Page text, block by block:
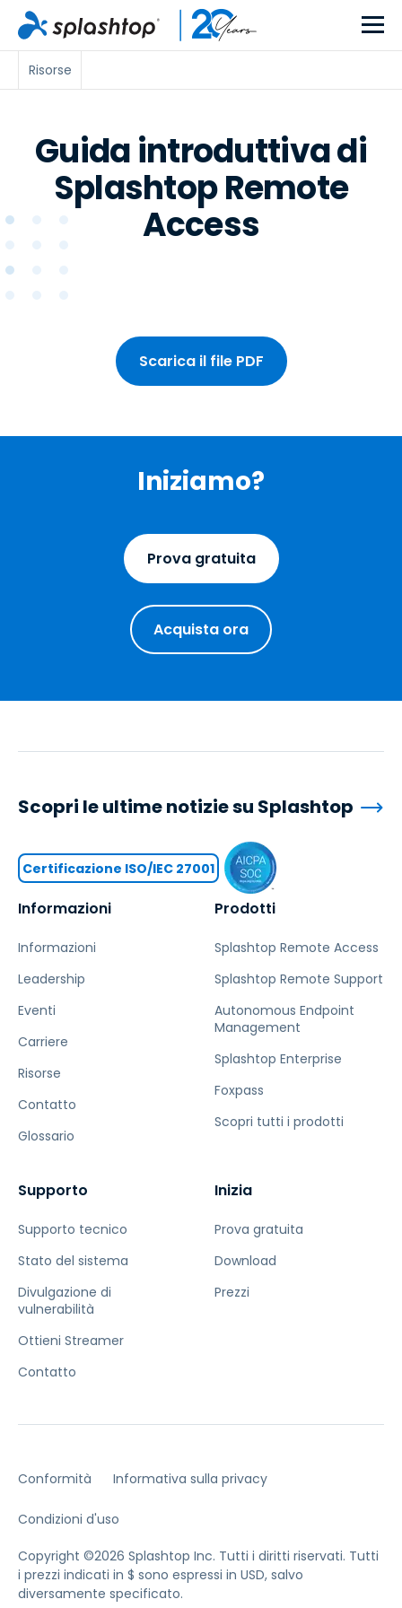
Risorse
Guida introduttiva di
Splashtop Remote
Access
Scarica il file PDF
Iniziamo?
Prova gratuita
Acquista ora
Informazioni
Informazioni
Leadership
Eventi
Carriere
Risorse
Contatto
Glossario
Prodotti
Splashtop Remote Access
Splashtop Remote Support
Autonomous Endpoint
Management
Splashtop Enterprise
Foxpass
Scopri tutti i prodotti
Supporto
Supporto tecnico
Stato del sistema
Divulgazione di
vulnerabilità
Ottieni Streamer
Contatto
Inizia
Prova gratuita
Download
Prezzi
Scopri le ultime notizie su Splashtop
Certificazione ISO/IEC 27001
Conformità Informativa sulla privacy
Condizioni d'uso
Copyright ©2026 Splashtop Inc. Tutti i diritti riservati. Tutti
i prezzi indicati in $ sono espressi in USD, salvo
diversamente specificato.